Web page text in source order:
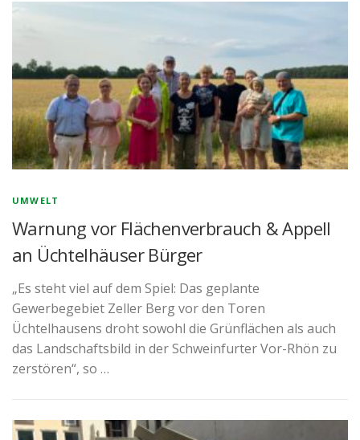
UMWELT
Warnung vor Flächenverbrauch & Appell
an Üchtelhäuser Bürger
„Es steht viel auf dem Spiel: Das geplante
Gewerbegebiet Zeller Berg vor den Toren
Üchtelhausens droht sowohl die Grünflächen als auch
das Landschaftsbild in der Schweinfurter Vor-Rhön zu
zerstören“, so …